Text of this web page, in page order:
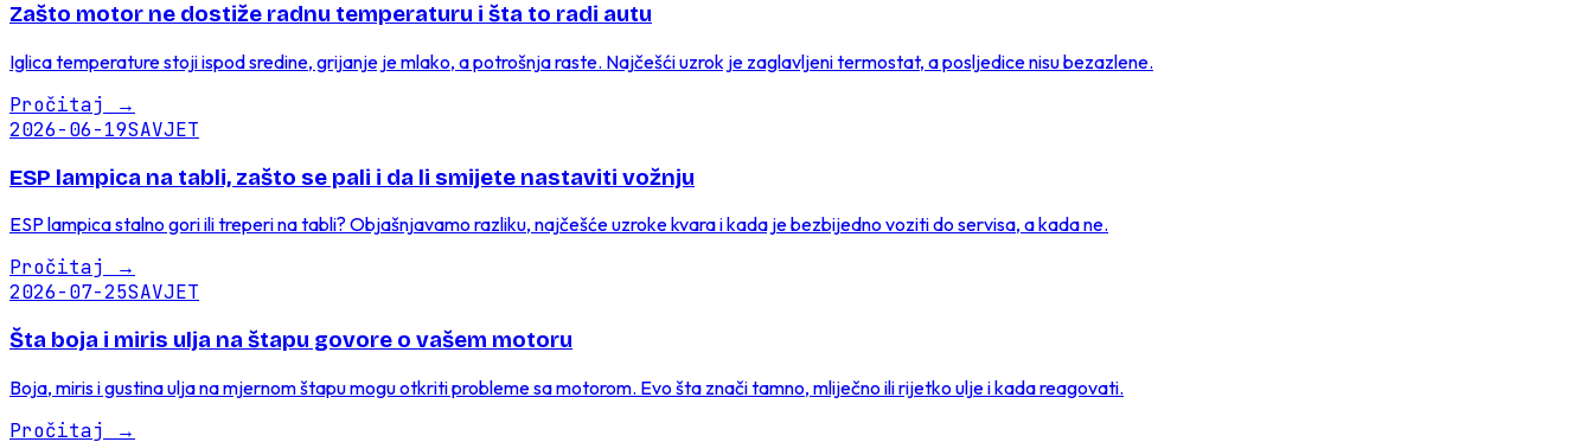
Zašto motor ne dostiže radnu temperaturu i šta to radi autu
Iglica temperature stoji ispod sredine, grijanje je mlako, a potrošnja raste. Najčešći uzrok je zaglavljeni termostat, a posljedice nisu bezazlene.
Pročitaj →
2026-06-19SAVJET
ESP lampica na tabli, zašto se pali i da li smijete nastaviti vožnju
ESP lampica stalno gori ili treperi na tabli? Objašnjavamo razliku, najčešće uzroke kvara i kada je bezbijedno voziti do servisa, a kada ne.
Pročitaj →
2026-07-25SAVJET
Šta boja i miris ulja na štapu govore o vašem motoru
Boja, miris i gustina ulja na mjernom štapu mogu otkriti probleme sa motorom. Evo šta znači tamno, mliječno ili rijetko ulje i kada reagovati.
Pročitaj →